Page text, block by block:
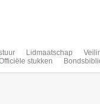
Lidmaatschap
stukken